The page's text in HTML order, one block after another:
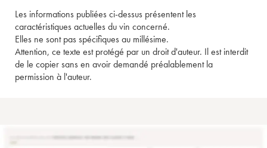
Les informations publiées ci-dessus présentent les
caractéristiques actuelles du vin concerné.
Elles ne sont pas spécifiques au millésime.
Attention, ce texte est protégé par un droit d'auteur. Il est interdit
de le copier sans en avoir demandé préalablement la
permission à l'auteur.